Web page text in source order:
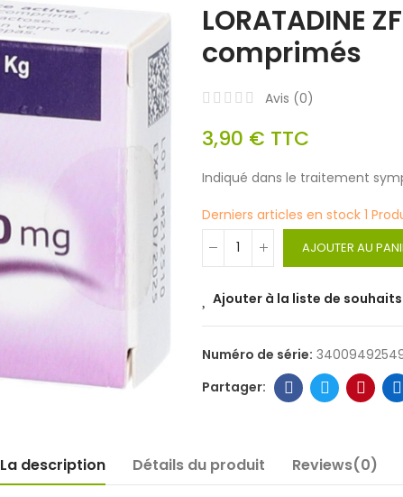
LORATADINE
comprimés
Avis (0)
3,90 € TTC
Indiqué dans le traitement
Derniers articles en stock 1
AJOUTER AU
Ajouter à la liste de souhaits
Numéro de série:
La description Détails du produit Reviews(0)